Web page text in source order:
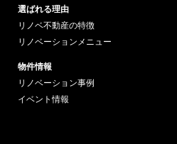
選ばれる理由
リノベ不動産の特徴
リノベーションメニュー
物件情報
リノベーション事例
イベント情報